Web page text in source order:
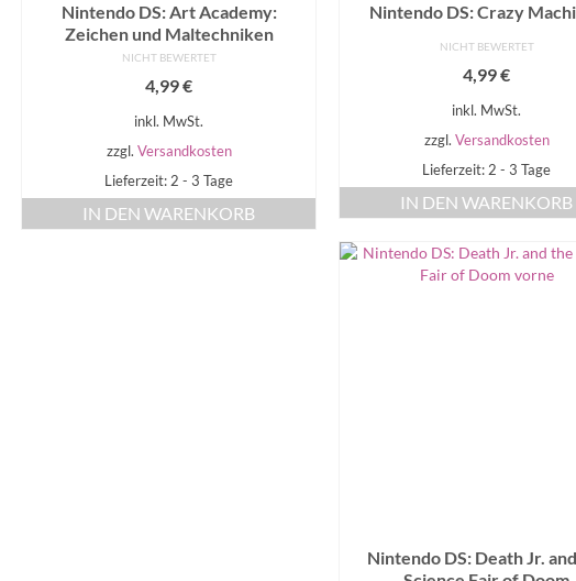
Nintendo DS: Art Academy:
Zeichen und Maltechniken
NICHT BEWERTET
4,99€
inkl. MwSt.
zzgl. Versandkosten
Lieferzeit: 2 - 3 Tage
IN DEN WARENKORB
Nintendo DS: Crazy
NICHT BEWERTET
4,99€
inkl. MwSt.
zzgl. Versandkosten
Lieferzeit: 2 - 3 Tage
IN DEN WARENKORB
Nintendo DS: Death Jr.